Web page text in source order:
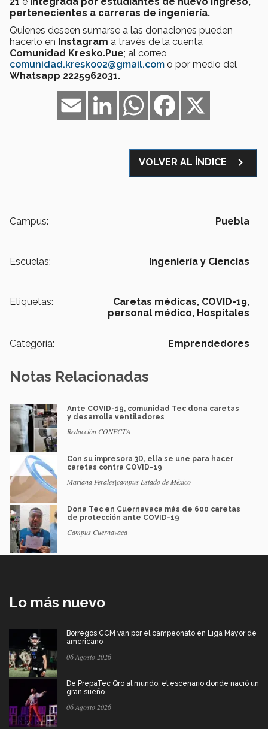
pertenecientes a carreras de ingeniería.
Quienes deseen sumarse a las donaciones pueden
hacerlo en Instagram a través de la cuenta
Comunidad Kresko.Pue; al correo
comunidad.kresko02@gmail.com o por medio del
Whatsapp 2225962031.
Facebook
WhatsApp
LinkedIn
Email
VOLVER AL ÍNDICE navigate_next
Campus: Puebla
Escuelas: Ingeniería y Ciencias
Etiquetas: Caretas médicas, COVID-19,
personal médico, Hospitales
Categoría: Emprendedores
Notas Relacionadas
Ante COVID-19, comunidad Tec dona caretas
y desarrolla ventiladores
Redacción CONECTA
Con su impresora 3D, ella se une para hacer
caretas contra COVID-19
Mariana Perales|campus Estado de México
Dona Tec en Cuernavaca más de 600 caretas
de protección ante COVID-19
Campus Cuernavaca
Lo más nuevo
Borregos CCM van por el campeonato en Liga Mayor de
americano
06 Agosto 2026
De PrepaTec Qro al mundo: el escenario donde nació un
gran sueño
06 Agosto 2026